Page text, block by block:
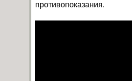
противопоказания.